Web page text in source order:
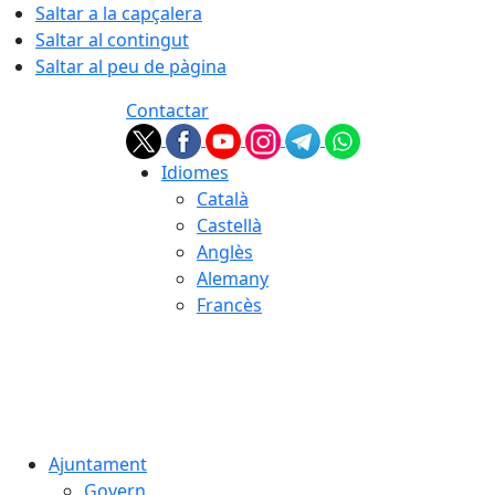
Saltar a la capçalera
Saltar al contingut
Saltar al peu de pàgina
Contactar
Idiomes
Català
Castellà
Anglès
Alemany
Francès
Ajuntament